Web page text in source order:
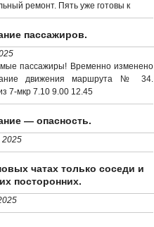
ремонт. Пять уже готовы к
пассажиров.
пассажиры! Временно изменено
движения маршрута № 34.
7-мкр 7.10 9.00 12.45
— опасность.
чатах только соседи и
посторонних.